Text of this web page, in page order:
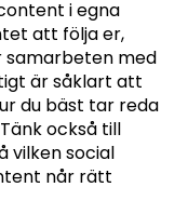
i egna
att följa er,
samarbeten med
är såklart att
du bäst tar reda
också till
vilken social
når rätt